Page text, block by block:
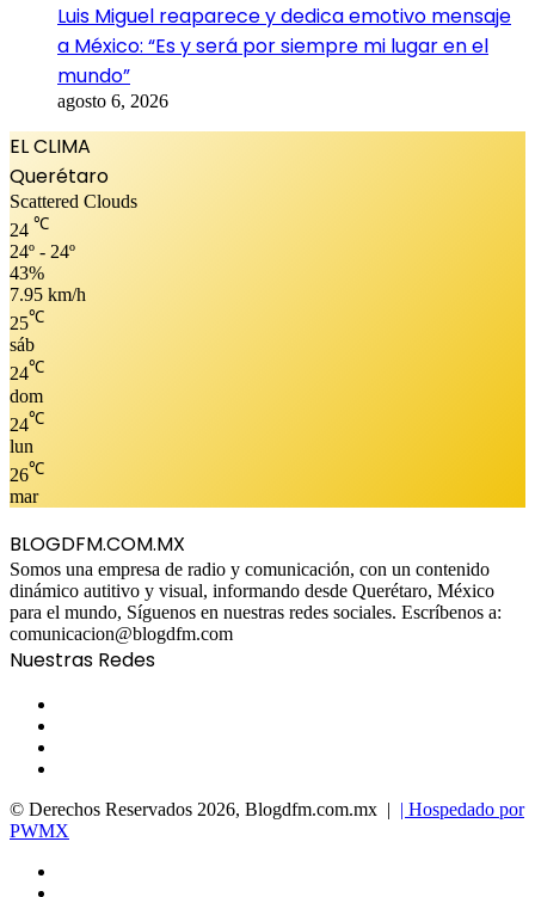
Luis Miguel reaparece y dedica emotivo mensaje
a México: “Es y será por siempre mi lugar en el
mundo”
agosto 6, 2026
EL CLIMA
Querétaro
Scattered Clouds
24 ℃
24º - 24º
43%
7.95 km/h
25℃
sáb
24℃
dom
24℃
lun
26℃
mar
BLOGDFM.COM.MX
Somos una empresa de radio y comunicación, con un contenido
dinámico autitivo y visual, informando desde Querétaro, México
para el mundo, Síguenos en nuestras redes sociales. Escríbenos a:
comunicacion@blogdfm.com
Nuestras Redes
© Derechos Reservados 2026, Blogdfm.com.mx | | Hospedado por
PWMX